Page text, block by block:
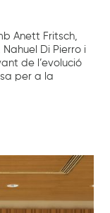
Anett Fritsch,
Di Pierro i
de l’evolució
per a la